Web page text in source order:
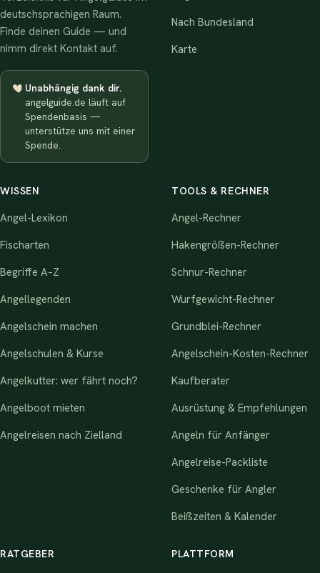
deutschsprachigen Raum.
Finde deinen Guide — und
nimm direkt Kontakt auf.
Unabhängig dank dir.
angelguide.de läuft auf
Spendenbasis —
unterstütze uns mit einer
Spende.
Nach Bundesland
Karte
WISSEN
Angel-Lexikon
Fischarten
Begriffe A–Z
Angellegenden
Angelschein machen
Angelschulen & Kurse
Angelkutter: wer fährt noch?
Angelboot mieten
Angelreisen nach Zielland
TOOLS & RECHNER
Angel-Rechner
Hakengrößen-Rechner
Schnur-Rechner
Wurfgewicht-Rechner
Grundblei-Rechner
Angelschein-Kosten-Rechner
Kaufberater
Ausrüstung & Empfehlungen
Angeln für Anfänger
Angelreise-Packliste
Geschenke für Angler
Beißzeiten & Kalender
RATGEBER PLATTFORM